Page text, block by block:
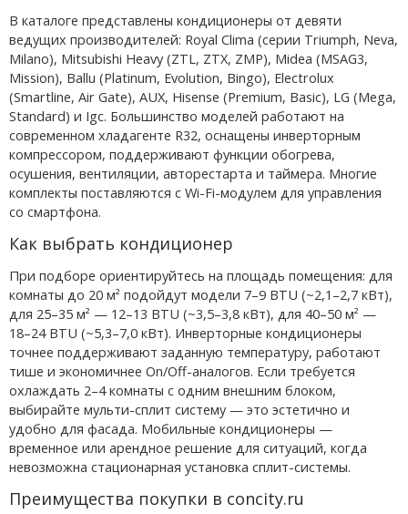
В каталоге представлены кондиционеры от девяти
ведущих производителей: Royal Clima (серии Triumph, Neva,
Milano), Mitsubishi Heavy (ZTL, ZTX, ZMP), Midea (MSAG3,
Mission), Ballu (Platinum, Evolution, Bingo), Electrolux
(Smartline, Air Gate), AUX, Hisense (Premium, Basic), LG (Mega,
Standard) и Igc. Большинство моделей работают на
современном хладагенте R32, оснащены инверторным
компрессором, поддерживают функции обогрева,
осушения, вентиляции, авторестарта и таймера. Многие
комплекты поставляются с Wi-Fi-модулем для управления
со смартфона.
Как выбрать кондиционер
При подборе ориентируйтесь на площадь помещения: для
комнаты до 20 м² подойдут модели 7–9 BTU (~2,1–2,7 кВт),
для 25–35 м² — 12–13 BTU (~3,5–3,8 кВт), для 40–50 м² —
18–24 BTU (~5,3–7,0 кВт). Инверторные кондиционеры
точнее поддерживают заданную температуру, работают
тише и экономичнее On/Off-аналогов. Если требуется
охлаждать 2–4 комнаты с одним внешним блоком,
выбирайте мульти-сплит систему — это эстетично и
удобно для фасада. Мобильные кондиционеры —
временное или арендное решение для ситуаций, когда
невозможна стационарная установка сплит-системы.
Преимущества покупки в concity.ru